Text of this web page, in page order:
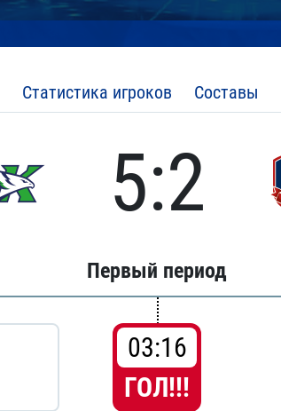
Статистика игроков Составы
5:2
Первый период
03:16
ГОЛ!!!